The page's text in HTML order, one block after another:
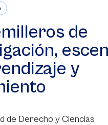
de
y
de Derecho y Ciencias